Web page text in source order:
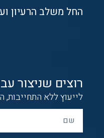
החל משלב הרעיון
רוצים שניצור
לייעוץ ללא